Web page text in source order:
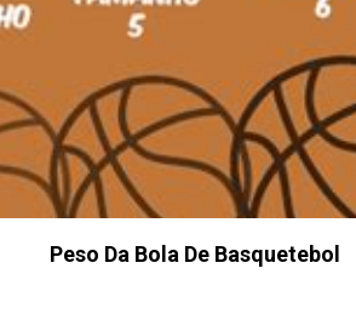
Peso Da Bola De Basquetebol